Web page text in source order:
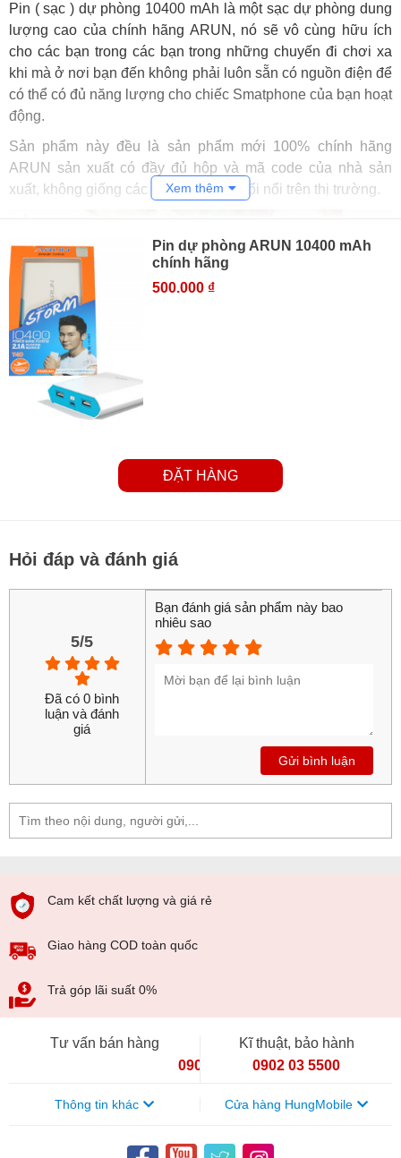
Pin ( sạc ) dự phòng 10400 mAh là một sạc dự phòng dung
lượng cao của chính hãng ARUN, nó sẽ vô cùng hữu ích
cho các bạn trong các bạn trong những chuyến đi chơi xa
khi mà ở nơi bạn đến không phải luôn sẵn có nguồn điện để
có thể có đủ năng lượng cho chiếc Smatphone của bạn hoạt
động.
Sản phẩm này đều là sản phẩm mới 100% chính hãng
ARUN sản xuất có đầy đủ hộp và mã code của nhà sản
xuất, không giống các loại sạc đang trổi nổi trên thị trường.
sạc cho chiếc iphone 6s hoặc iphone 7, 5 lần đầy pin và sản
phẩn này cũng hỗ trợ cả 2 dòng là là 1A và 2.1A để phù hợp
Có tích hợp thêm đèn thông báo dung lượng pin mà sản
phẩm còn rất trực quan để các bạn luôn có đủ lương pin cần
Xem thêm
Pin dự phòng ARUN 10400 mAh
chính hãng
500.000 ₫
ĐẶT HÀNG
Hỏi đáp và đánh giá
5/5
Đã có 0 bình
luận và đánh
giá
Bạn đánh giá sản phẩm này bao
nhiêu sao
Gửi bình luận
Cam kết chất lượng và giá rẻ
Giao hàng COD toàn quốc
Trả góp lãi suất 0%
Tư vấn bán hàng
090 154 8866
Kĩ thuật, bảo hành
0902 03 5500
Thông tin khác Cửa hàng HungMobile